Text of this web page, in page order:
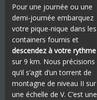
Pour une journée ou une
demi-journée embarquez
votre pique-nique dans les
containers fournis et
descendez à votre rythme
sur 9 km. Nous précisions
qu’il s’agit d’un torrent de
montagne de niveau II sur
une échelle de V. C’est une